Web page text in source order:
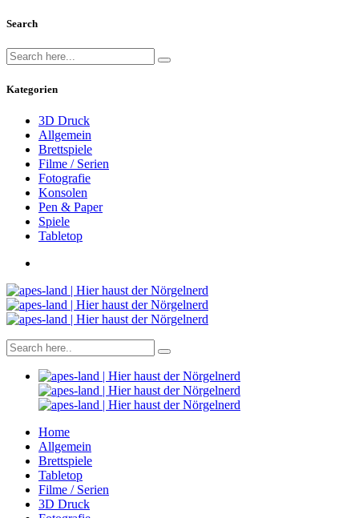
Search
Kategorien
3D Druck
Allgemein
Brettspiele
Filme / Serien
Fotografie
Konsolen
Pen & Paper
Spiele
Tabletop
Home
Allgemein
Brettspiele
Tabletop
Filme / Serien
3D Druck